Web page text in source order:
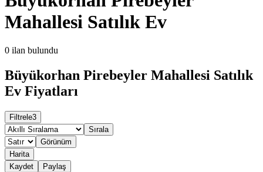
Mahallesi Satılık Ev
0 ilan bulundu
Büyükorhan Pirebeyler Mahallesi Satılık
Ev Fiyatları
Filtrele3
Sırala
Görünüm
Harita
Kaydet
Paylaş